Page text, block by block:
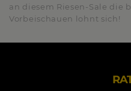
an diesem Riesen-Sale die
Vorbeischauen lohnt sich!